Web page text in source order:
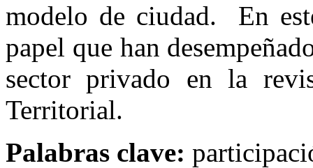
modelo de ciudad. En
papel que han
sector privado en la
Territorial.
Palabras clave: